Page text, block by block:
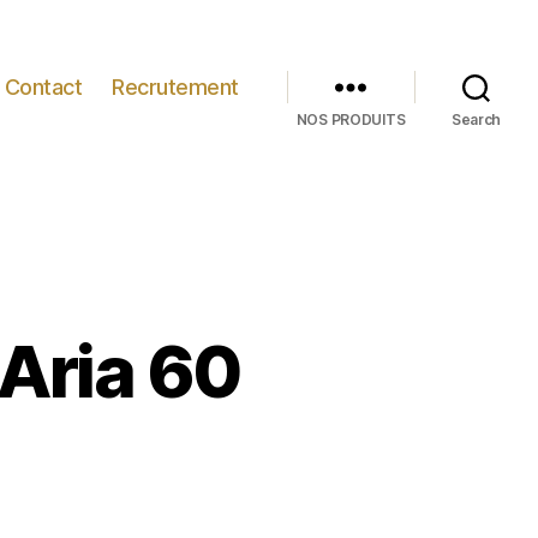
Contact Recrutement
NOS PRODUITS Search
60